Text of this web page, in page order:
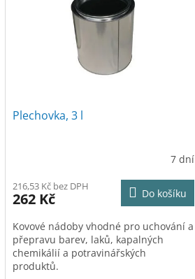
Plechovka, 3 l
7 dní
216,53 Kč bez DPH
262 Kč Do košíku
Kovové nádoby vhodné pro uchování a
přepravu barev, laků, kapalných
chemikálií a potravinářských
produktů.